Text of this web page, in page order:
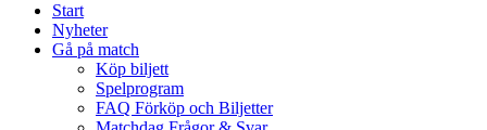
Start
Nyheter
Gå på match
Köp biljett
Spelprogram
FAQ Förköp och Biljetter